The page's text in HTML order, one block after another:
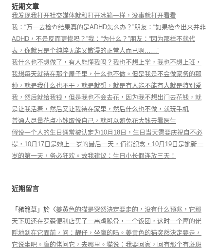
近期文章
我发现我打开社交媒体就和打开冰箱一样，没事就打开看看
我：“万一去检查结果真的是ADHD怎么办？”朋友：“如果检查出来并非
ADHD，不是反而更惨吗？”我：“为什么？”朋友：“因为那样不就代
表，你就只是个纯粹无能又散漫的正常人而已啊……”
我什么也不想做了，有人能懂我吗？我也不想上学，我也不想上班，
我想每天就待在那个屋子里，什么也不做。但是我是不会做家务的那
种，就是我什么也不干，就是就想，就是有人能不能有人就是特别爱
我，然后就给我钱，但是我也不会去花，因为我不想出门去花钱，就
是让我活着，然后又让我待在家里，然后什么也不做，就玩手机
普通人尽量花点小钱取悦自己，就可以避免花大钱去看医生
假设一个人的生日通常被认定为10月18日，生日当天需要庆祝自不必
提，10月17日是她上一岁的最后一天，值得纪念，10月19日是她新一
岁的第一天，务必狂欢。故我建议：生日小长假连放三天！
近期留言
「 豬籠草 」於〈姜黄色的猫是突然決定要走的，没有什么预兆，它那
天下班还在罗森便利店买了一串鸡脆骨，一个饭团，这时一个摩的佬
呼地刹在它面前，问：靓仔，坐摩的吗。姜黄色的猫突然決定要走，
它说坐吧。摩的佬问它，去哪里。猫说：我要回家，回有那个有斑斑